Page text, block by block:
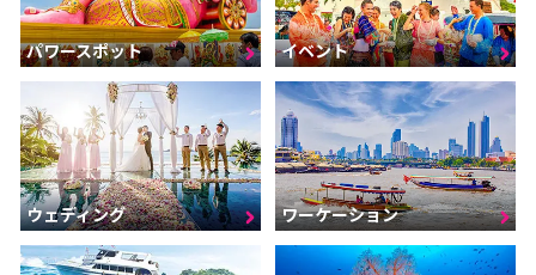
パワースポット イベント
ウェディング ワーケーション